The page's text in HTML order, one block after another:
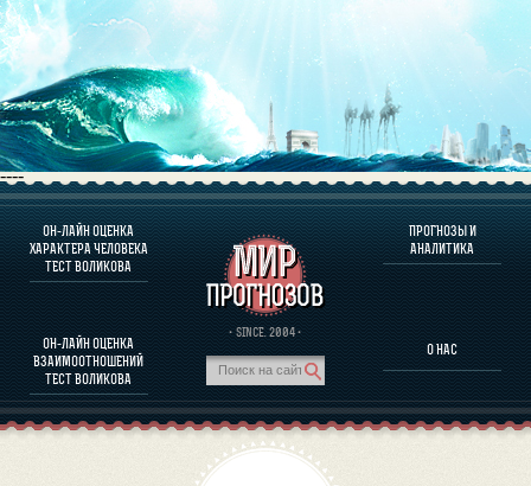
----
ОН-ЛАЙН ОЦЕНКА
ХАРАКТЕРА ЧЕЛОВЕКА
ТЕСТ ВОЛИКОВА
ОН-ЛАЙН ОЦЕНКА
ВЗАИМООТНОШЕНИЙ
ТЕСТ ВОЛИКОВА
· SINCE. 2004 ·
ПРОГНОЗЫ И
АНАЛИТИКА
О НАС
О ПРОГРАММЕ
ОЦЕНКА ХАРАКТЕРA ЧЕЛОВЕКА
ОЦЕНКА ХАРАКТЕРА ВЫДАЮЩИХСЯ ЛИЧНОСТЕЙ
О ПРОГРАММЕ
ПРОГНОЗЫ И АНАЛИТИКА